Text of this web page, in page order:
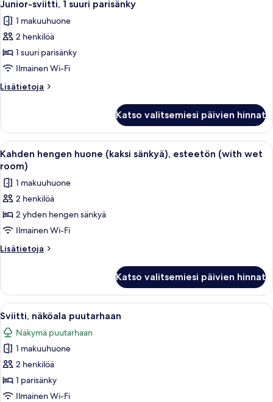
kaikki
huonetyypin
Junior-
sviitti,
1
suuri
parisänky
Junior-sviitti, 1 suuri parisänky
1 makuuhuone
2 henkilöä
1 suuri parisänky
Ilmainen Wi-Fi
Lisätietoja
Lisätietoja
1
suuri
parisänky
Katso valitsemiesi päivien hinnat
Avaa
kaikki
huonetyypin
Kahden
hengen
huone
(kaksi
sänkyä),
wet
room)
kuvat
Hotellihuoneessa on kaksi sänkyä,
6
Kahden hengen huone (kaksi sänkyä), esteetön (with wet
room)
1 makuuhuone
2 henkilöä
2 yhden hengen sänkyä
Ilmainen Wi-Fi
Lisätietoja
Lisätietoja
huone
(kaksi
sänkyä),
esteetön
(with
wet
room)
Katso valitsemiesi päivien hinnat
Avaa
kaikki
huonetyypin
Sviitti,
näköala
puutarhaan
kuvat
Hotellihuone, jossa on suuri sänky,
8
Sviitti, näköala puutarhaan
Näkymä puutarhaan
1 makuuhuone
2 henkilöä
1 parisänky
Ilmainen Wi-Fi